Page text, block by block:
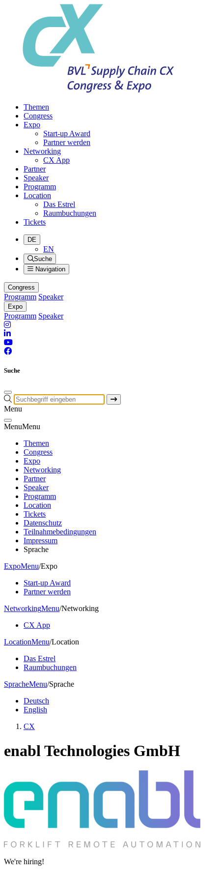
Themen
Congress
Expo
Start-up Award
Partner werden
Networking
CX App
Partner
Speaker
Programm
Location
Das Estrel
Raumbuchungen
Tickets
DE
EN
Suche
Navigation
Congress
Programm Speaker
Expo
Programm Speaker
Suche
Menu
MenuMenu
Themen
Congress
Expo
Networking
Partner
Speaker
Programm
Location
Tickets
Datenschutz
Teilnahmebedingungen
Impressum
Sprache
ExpoMenu/Expo
Start-up Award
Partner werden
NetworkingMenu/Networking
CX App
LocationMenu/Location
Das Estrel
Raumbuchungen
SpracheMenu/Sprache
Deutsch
English
CX
enabl Technologies GmbH
We're hiring!